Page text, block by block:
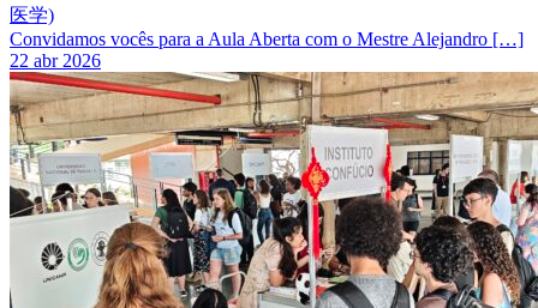
医学)
Convidamos vocês para a Aula Aberta com o Mestre Alejandro […]
22 abr 2026